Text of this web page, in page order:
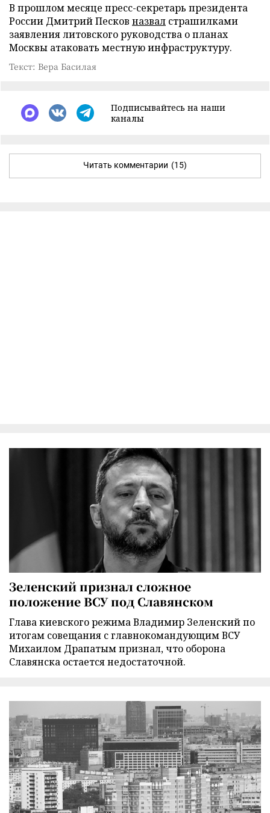
В прошлом месяце пресс-секретарь президента
России Дмитрий Песков назвал страшилками
заявления литовского руководства о планах
Москвы атаковать местную инфраструктуру.
Текст: Вера Басилая
Подписывайтесь на наши
каналы
Читать комментарии (15)
Зеленский признал сложное
положение ВСУ под Славянском
Глава киевского режима Владимир Зеленский по
итогам совещания с главнокомандующим ВСУ
Михаилом Драпатым признал, что оборона
Славянска остается недостаточной.